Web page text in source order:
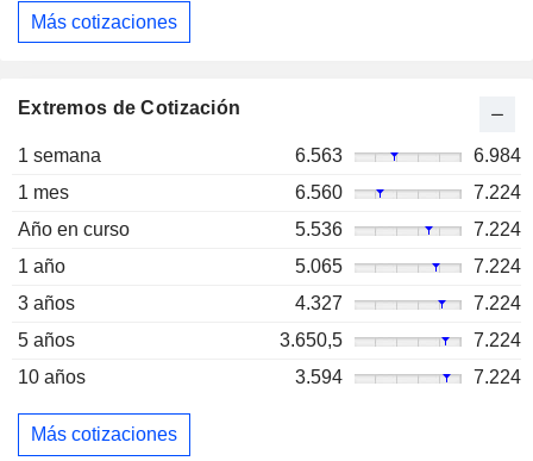
Más cotizaciones
Extremos de Cotización
1 semana 6.563
6.984
1 mes
6.560
7.224
Año en curso
5.536
7.224
1 año
5.065
7.224
3 años
4.327
7.224
5 años
3.650,5
7.224
10 años
3.594 7.224
Más cotizaciones